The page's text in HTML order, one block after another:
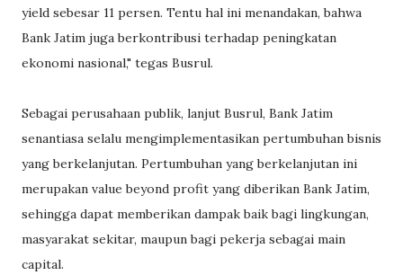
yield sebesar 11 persen. Tentu hal ini menandakan, bahwa
Bank Jatim juga berkontribusi terhadap peningkatan
ekonomi nasional," tegas Busrul.
Sebagai perusahaan publik, lanjut Busrul, Bank Jatim
senantiasa selalu mengimplementasikan pertumbuhan bisnis
yang berkelanjutan. Pertumbuhan yang berkelanjutan ini
merupakan value beyond profit yang diberikan Bank Jatim,
sehingga dapat memberikan dampak baik bagi lingkungan,
masyarakat sekitar, maupun bagi pekerja sebagai main
capital.